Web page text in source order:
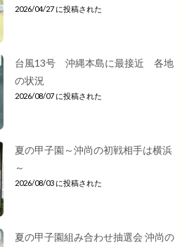
2026/04/27 に投稿された
台風13号 沖縄本島に最接近 各地
の状況
2026/08/07 に投稿された
夏の甲子園～沖尚の初戦相手は横浜
～
2026/08/03 に投稿された
夏の甲子園組み合わせ抽選会 沖尚の